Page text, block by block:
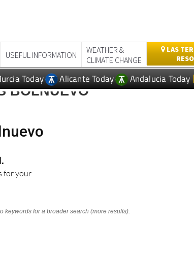
USEFUL INFORMATION
WEATHER &
CLIMATE CHANGE
LAS
Today Alicante Today Andalucia Today
BOLNUEVO
for your
keywords for a broader search (more results).